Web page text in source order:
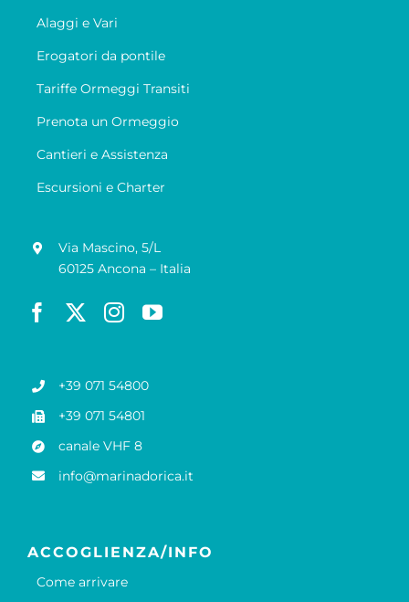
Alaggi e Vari
Erogatori da pontile
Tariffe Ormeggi Transiti
Prenota un Ormeggio
Cantieri e Assistenza
Escursioni e Charter
Via Mascino, 5/L
60125 Ancona – Italia
+39 071 54800
+39 071 54801
canale VHF 8
info@marinadorica.it
ACCOGLIENZA/INFO
Come arrivare